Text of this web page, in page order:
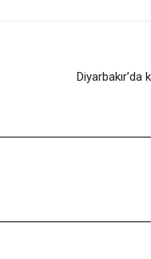
Diyarbakır’da